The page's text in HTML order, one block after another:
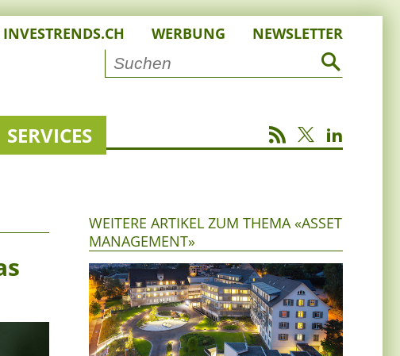
WERBUNG NEWSLETTER
SERVICES
WEITERE ARTIKEL ZUM THEMA «ASSET
MANAGEMENT»